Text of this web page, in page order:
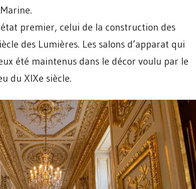
premier, celui de la construction des
des Lumières. Les salons d’apparat qui
été maintenus dans le décor voulu par le
du XIXe siècle.